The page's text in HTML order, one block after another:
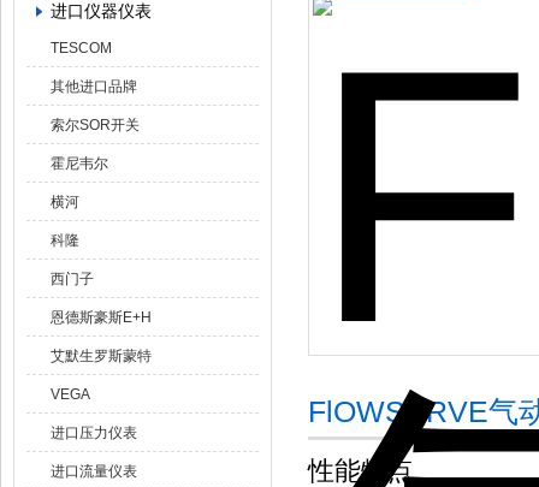
进口仪器仪表
TESCOM
其他进口品牌
索尔SOR开关
霍尼韦尔
横河
科隆
西门子
恩德斯豪斯E+H
艾默生罗斯蒙特
VEGA
进口压力仪表
进口流量仪表
FlOWSERVE气
性能特点